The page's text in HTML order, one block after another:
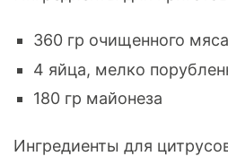
360 гр очищенного
4 яйца, мелко
180 гр майонеза
Ингредиенты для